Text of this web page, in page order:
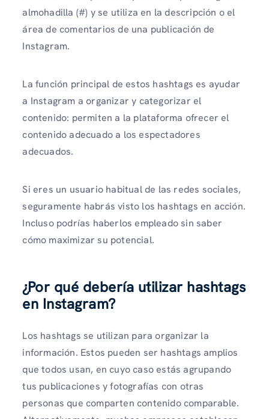
almohadilla (#) y se utiliza en la descripción o el
área de comentarios de una publicación de
Instagram.
La función principal de estos hashtags es ayudar
a Instagram a organizar y categorizar el
contenido: permiten a la plataforma ofrecer el
contenido adecuado a los espectadores
adecuados.
Si eres un usuario habitual de las redes sociales,
seguramente habrás visto los hashtags en acción.
Incluso podrías haberlos empleado sin saber
cómo maximizar su potencial.
¿Por qué debería utilizar hashtags
en Instagram?
Los hashtags se utilizan para organizar la
información. Estos pueden ser hashtags amplios
que todos usan, en cuyo caso estás agrupando
tus publicaciones y fotografías con otras
personas que comparten contenido comparable.